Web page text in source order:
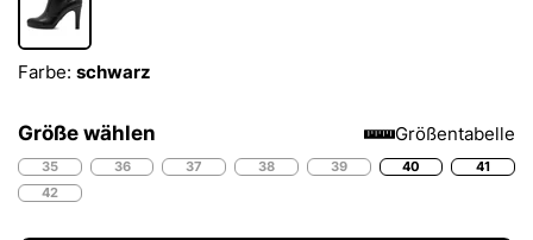
Farbe: schwarz
Größe wählen Größentabelle
35 36 37 38 39 40
41
42